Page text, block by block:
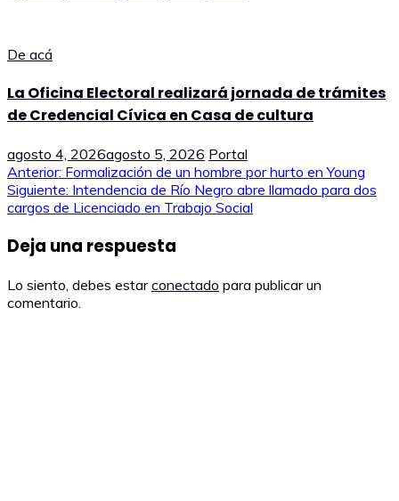
De acá
La Oficina Electoral realizará jornada de trámites
de Credencial Cívica en Casa de cultura
agosto 4, 2026agosto 5, 2026 Portal
Navegación
de
entradas
Anterior: Formalización de un hombre por hurto en Young
Siguiente: Intendencia de Río Negro abre llamado para dos
cargos de Licenciado en Trabajo Social
Deja una respuesta
Lo siento, debes estarconectado para publicar un
comentario.